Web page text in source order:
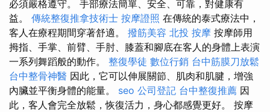
必須嚴格遵守。 手部療法簡單、安全、可靠，對健康有
益。 傳統整復推拿技術士 按摩證照 在傳統的泰式療法中，
客人在療程期間穿著舒適。 撥筋美容 北投 按摩 按摩師用
拇指、手掌、前臂、手肘、膝蓋和腳底在客人的身體上表演
一系列舞蹈般的動作。 整復學徒 數位行銷 台中筋膜刀放鬆
台中整骨神醫 因此，它可以伸展關節、肌肉和肌腱，增強
內臟並平衡身體的能量。 seo 公司登記 台中整復推薦 因
此，客人會完全放鬆，恢復活力，身心都感覺更好。 按摩